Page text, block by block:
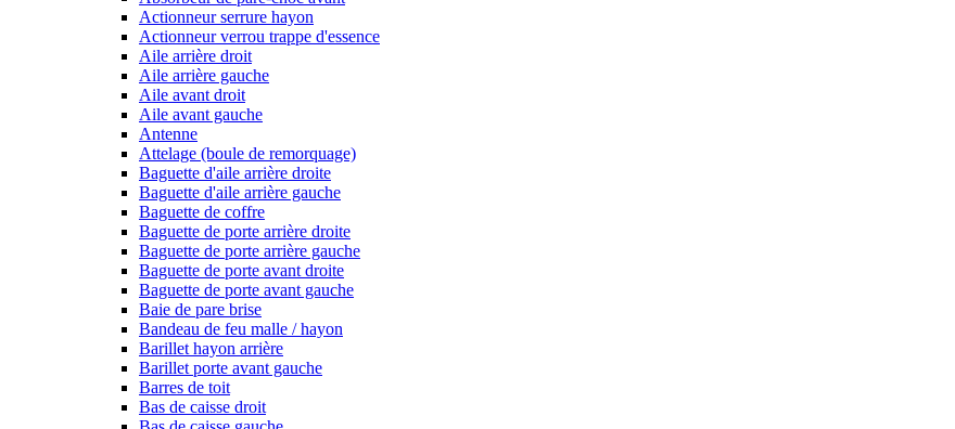
Actionneur serrure hayon
Actionneur verrou trappe d'essence
Aile arrière droit
Aile arrière gauche
Aile avant droit
Aile avant gauche
Antenne
Attelage (boule de remorquage)
Baguette d'aile arrière droite
Baguette d'aile arrière gauche
Baguette de coffre
Baguette de porte arrière droite
Baguette de porte arrière gauche
Baguette de porte avant droite
Baguette de porte avant gauche
Baie de pare brise
Bandeau de feu malle / hayon
Barillet hayon arrière
Barillet porte avant gauche
Barres de toit
Bas de caisse droit